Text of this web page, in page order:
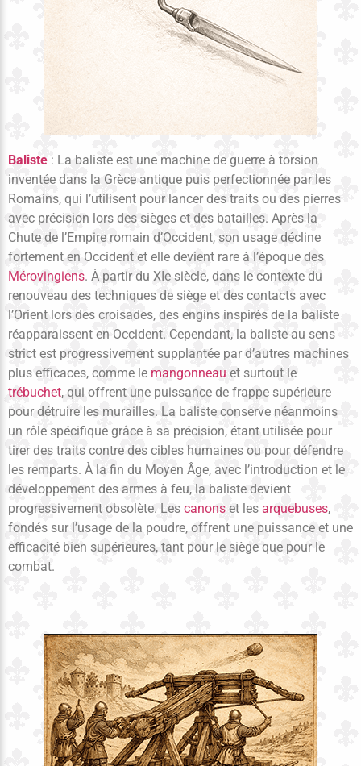
Baliste : La baliste est une machine de guerre à torsion
inventée dans la Grèce antique puis perfectionnée par les
Romains, qui l’utilisent pour lancer des traits ou des pierres
avec précision lors des sièges et des batailles. Après la
Chute de l’Empire romain d’Occident, son usage décline
fortement en Occident et elle devient rare à l’époque des
Mérovingiens. À partir du XIe siècle, dans le contexte du
renouveau des techniques de siège et des contacts avec
l’Orient lors des croisades, des engins inspirés de la baliste
réapparaissent en Occident. Cependant, la baliste au sens
strict est progressivement supplantée par d’autres machines
plus efficaces, comme le mangonneau et surtout le
trébuchet, qui offrent une puissance de frappe supérieure
pour détruire les murailles. La baliste conserve néanmoins
un rôle spécifique grâce à sa précision, étant utilisée pour
tirer des traits contre des cibles humaines ou pour défendre
les remparts. À la fin du Moyen Âge, avec l’introduction et le
développement des armes à feu, la baliste devient
progressivement obsolète. Les canons et les arquebuses,
fondés sur l’usage de la poudre, offrent une puissance et une
efficacité bien supérieures, tant pour le siège que pour le
combat.